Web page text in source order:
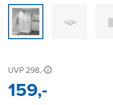
UVP 298,-
159,-